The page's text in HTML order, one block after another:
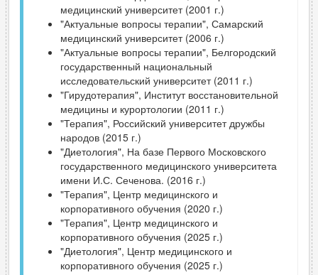
медицинский университет (2001 г.)
"Актуальные вопросы терапии", Самарский
медицинский университет (2006 г.)
"Актуальные вопросы терапии", Белгородский
государственный национальный
исследовательский университет (2011 г.)
"Гирудотерапия", Институт восстановительной
медицины и курортологии (2011 г.)
"Терапия", Российский университет дружбы
народов (2015 г.)
"Диетология", На базе Первого Московского
государственного медицинского университета
имени И.С. Сеченова. (2016 г.)
"Терапия", Центр медицинского и
корпоративного обучения (2020 г.)
"Терапия", Центр медицинского и
корпоративного обучения (2025 г.)
"Диетология", Центр медицинского и
корпоративного обучения (2025 г.)